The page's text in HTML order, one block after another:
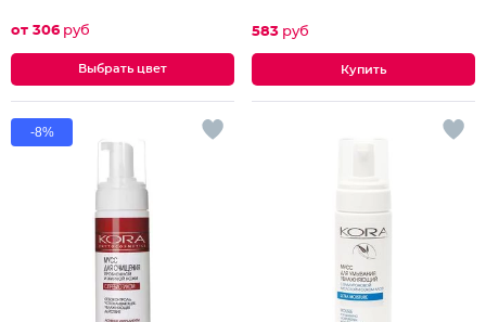
от 306 руб
Выбрать цвет
583 руб
-8%